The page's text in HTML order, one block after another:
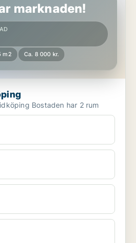
marknaden!
m2 Ca. 8 000 kr.
Lägenhet att hyra i Lidköping Bostaden har 2 rum